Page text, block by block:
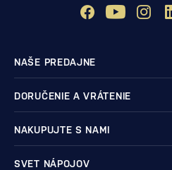
NAŠE PREDAJNE
DORUČENIE A VRÁTENIE
NAKUPUJTE S NAMI
SVET NÁPOJOV